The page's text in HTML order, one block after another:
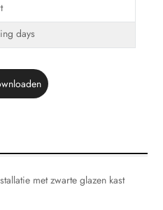
days
met zwarte glazen kast